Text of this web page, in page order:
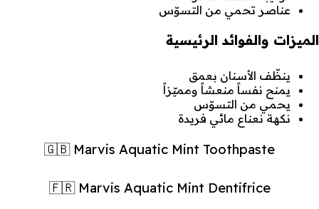
عناصر تحمي من التسوّس
الميزات والفوائد الرئيسية
ينظّف الأسنان بعمق
يمنح نفساً منعشاً ومميّزاً
يحمي من التسوّس
نكهة نعناع مائي فريدة
🇬🇧 Marvis Aquatic Mint Toothpaste
🇫🇷 Marvis Aquatic Mint Dentifrice